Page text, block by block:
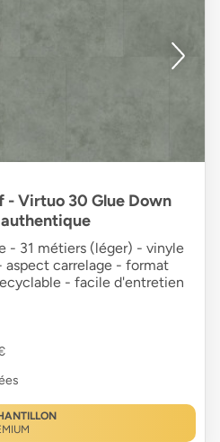
- Virtuo 30 Glue Down
- 31 métiers (léger) - vinyle
carrelage - format
- facile d'entretien